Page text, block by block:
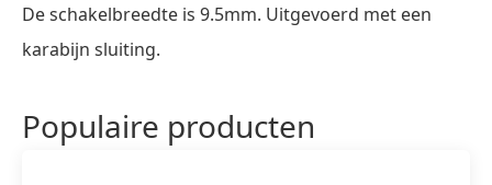
De schakelbreedte is 9.5mm. Uitgevoerd met een
karabijn sluiting.
Populaire producten